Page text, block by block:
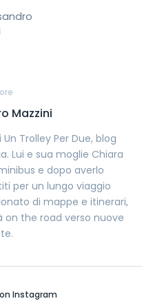
Mazzini
Trolley Per Due, blog
Lui e sua moglie Chiara
e dopo averlo
per un lungo viaggio
di mappe e itinerari,
on the road verso nuove
Instagram